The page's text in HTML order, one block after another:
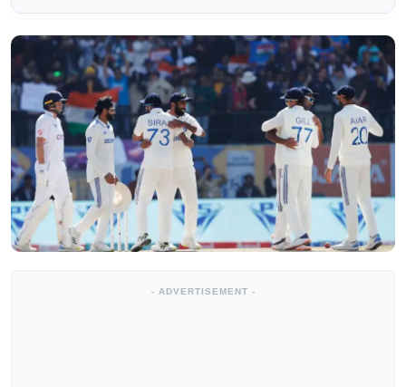
- ADVERTISEMENT -